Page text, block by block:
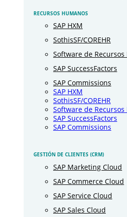
RECURSOS HUMANOS
SAP HXM
SothisSF/COREHR
Software de Recursos
SAP SuccessFactors
SAP Commissions
SAP HXM
SothisSF/COREHR
Software de Recursos
SAP SuccessFactors
SAP Commissions
GESTIÓN DE CLIENTES (CRM)
SAP Marketing Cloud
SAP Commerce Cloud
SAP Service Cloud
SAP Sales Cloud